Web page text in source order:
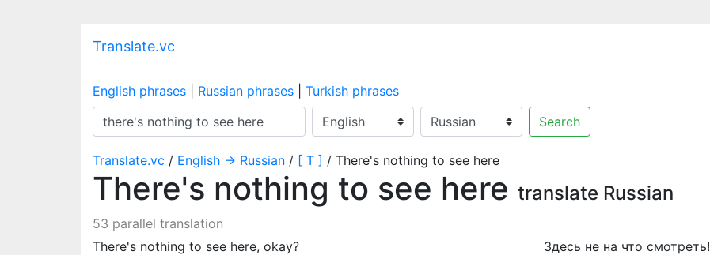
Translate.vc
English phrases Russian phrases
Turkish phrases
Search
Translate.vc / English → Russian / [ T ] / There's nothing to see here
There's nothing to see here translate Russian
53 parallel translation
There's nothing to see here, okay?
Здесь не на что смотреть!